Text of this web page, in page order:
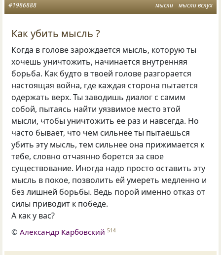
мысли мысли вслух
#1986888
Как убить мысль ?
Когда в голове зарождается мысль, которую ты
хочешь уничтожить, начинается внутренняя
борьба. Как будто в твоей голове разгорается
настоящая война, где каждая сторона пытается
одержать верх. Ты заводишь диалог с самим
собой, пытаясь найти уязвимое место этой
мысли, чтобы уничтожить ее раз и навсегда. Но
часто бывает, что чем сильнее ты пытаешься
убить эту мысль, тем сильнее она прижимается к
тебе, словно отчаянно борется за свое
существование. Иногда надо просто оставить эту
мысль в покое, позволить ей умереть медленно и
без лишней борьбы. Ведь порой именно отказ от
силы приводит к победе.
А как у вас?
©Александр Карбовский 514